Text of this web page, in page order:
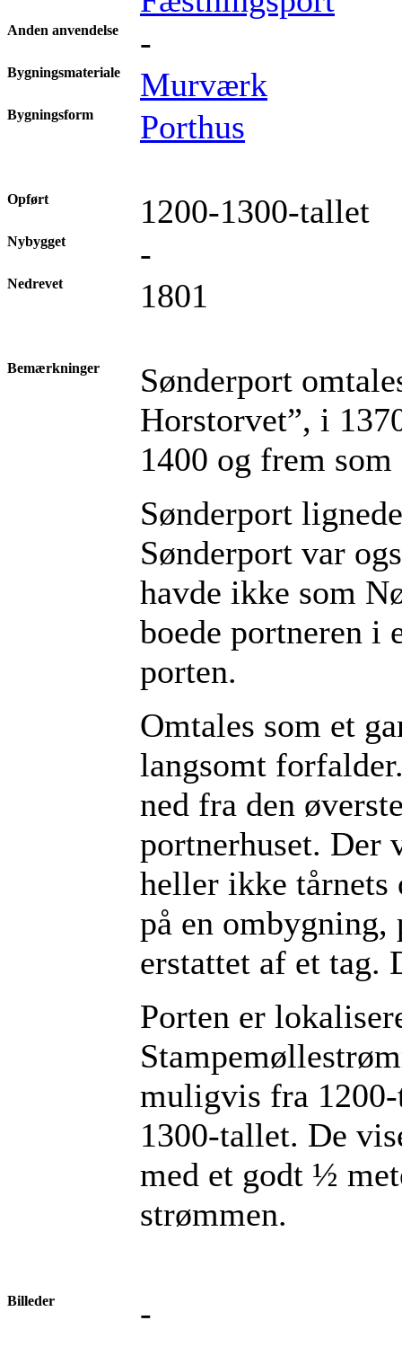
Anden anvendelse -
Bygningsmateriale Murværk
Bygningsform Porthus
Opført 1200-1300-tallet
Nybygget -
Nedrevet 1801
Bemærkninger
Sønderport
Horstorvet”, i
1400 og frem
Sønderport
Sønderport var
havde ikke som
boede portneren i
porten.
Omtales som et
langsomt
ned fra den
portnerhuset. Der
heller ikke tårnets
på en ombygning,
erstattet af et tag.
Porten er
muligvis fra
1300-tallet. De
med et godt ½
strømmen.
Billeder -